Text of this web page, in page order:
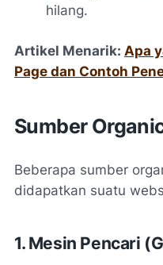
hilang.
Artikel Menarik: Apa
Page dan Contoh
Sumber
Beberapa sumber
didapatkan suatu
1. Mesin Pencari